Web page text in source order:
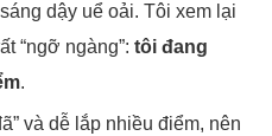
dậy uể oải. Tôi xem lại
“ngỡ ngàng”: tôi đang
.
và dễ lắp nhiều điểm, nên